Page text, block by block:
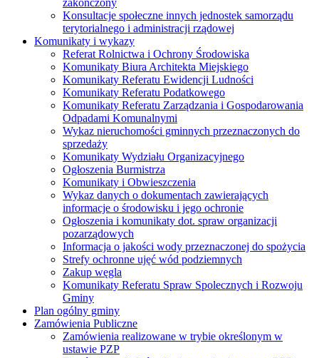
zakończony
Konsultacje społeczne innych jednostek samorządu
terytorialnego i administracji rządowej
Komunikaty i wykazy
Referat Rolnictwa i Ochrony Środowiska
Komunikaty Biura Architekta Miejskiego
Komunikaty Referatu Ewidencji Ludności
Komunikaty Referatu Podatkowego
Komunikaty Referatu Zarządzania i Gospodarowania
Odpadami Komunalnymi
Wykaz nieruchomości gminnych przeznaczonych do
sprzedaży
Komunikaty Wydziału Organizacyjnego
Ogłoszenia Burmistrza
Komunikaty i Obwieszczenia
Wykaz danych o dokumentach zawierających
informacje o środowisku i jego ochronie
Ogłoszenia i komunikaty dot. spraw organizacji
pozarządowych
Informacja o jakości wody przeznaczonej do spożycia
Strefy ochronne ujęć wód podziemnych
Zakup węgla
Komunikaty Referatu Spraw Spolecznych i Rozwoju
Gminy
Plan ogólny gminy
Zamówienia Publiczne
Zamówienia realizowane w trybie określonym w
ustawie PZP